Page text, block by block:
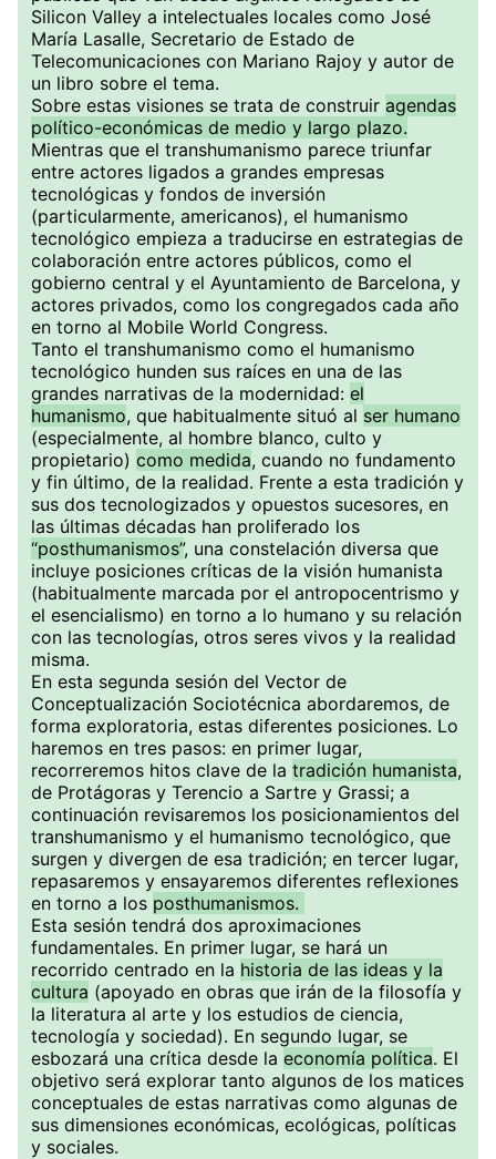
Silicon Valley a intelectuales locales como José
María Lasalle, Secretario de Estado de
Telecomunicaciones con Mariano Rajoy y autor de
un libro sobre el tema.
Sobre estas visiones se trata de construir agendas
político-económicas de medio y largo plazo.
Mientras que el transhumanismo parece triunfar
entre actores ligados a grandes empresas
tecnológicas y fondos de inversión
(particularmente, americanos), el humanismo
tecnológico empieza a traducirse en estrategias de
colaboración entre actores públicos, como el
gobierno central y el Ayuntamiento de Barcelona, y
actores privados, como los congregados cada año
en torno al Mobile World Congress.
Tanto el transhumanismo como el humanismo
tecnológico hunden sus raíces en una de las
grandes narrativas de la modernidad: el
humanismo, que habitualmente situó al ser humano
(especialmente, al hombre blanco, culto y
propietario) como medida, cuando no fundamento
y fin último, de la realidad. Frente a esta tradición y
sus dos tecnologizados y opuestos sucesores, en
las últimas décadas han proliferado los
“posthumanismos”, una constelación diversa que
incluye posiciones críticas de la visión humanista
(habitualmente marcada por el antropocentrismo y
el esencialismo) en torno a lo humano y su relación
con las tecnologías, otros seres vivos y la realidad
misma.
En esta segunda sesión del Vector de
Conceptualización Sociotécnica abordaremos, de
forma exploratoria, estas diferentes posiciones. Lo
haremos en tres pasos: en primer lugar,
recorreremos hitos clave de la tradición humanista,
de Protágoras y Terencio a Sartre y Grassi; a
continuación revisaremos los posicionamientos del
transhumanismo y el humanismo tecnológico, que
surgen y divergen de esa tradición; en tercer lugar,
repasaremos y ensayaremos diferentes reflexiones
en torno a los posthumanismos.
Esta sesión tendrá dos aproximaciones
fundamentales. En primer lugar, se hará un
recorrido centrado en la historia de las ideas y la
cultura (apoyado en obras que irán de la filosofía y
la literatura al arte y los estudios de ciencia,
tecnología y sociedad). En segundo lugar, se
esbozará una crítica desde la economía política. El
objetivo será explorar tanto algunos de los matices
conceptuales de estas narrativas como algunas de
sus dimensiones económicas, ecológicas, políticas
y sociales.